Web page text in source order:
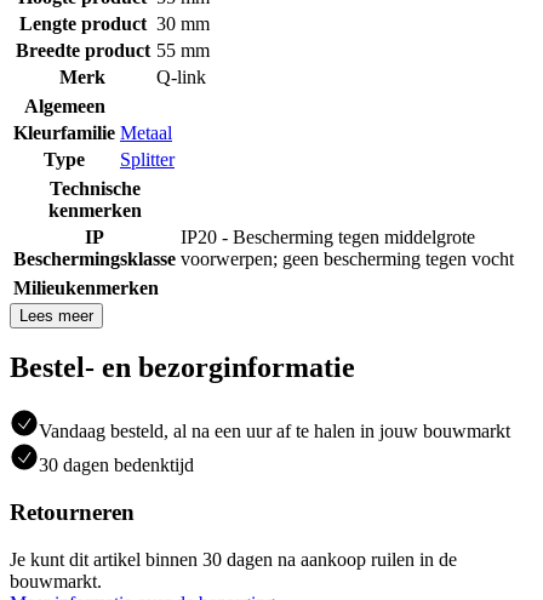
Lengte product 30 mm
Breedte product 55 mm
Merk
Q-link
Algemeen
Kleurfamilie Metaal
Type
Splitter
Technische
kenmerken
IP
Beschermingsklasse
IP20 - Bescherming tegen middelgrote
voorwerpen; geen bescherming tegen vocht
Milieukenmerken
Lees meer
Bestel- en bezorginformatie
Vandaag besteld, al na een uur af te halen in jouw bouwmarkt
30 dagen bedenktijd
Retourneren
Je kunt dit artikel binnen 30 dagen na aankoop ruilen in de
bouwmarkt.